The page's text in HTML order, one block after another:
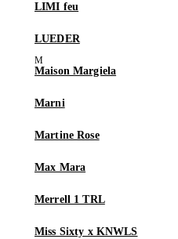
LIMI feu
LUEDER
Maison Margiela
Marni
Martine Rose
Max Mara
Merrell 1 TRL
Miss Sixty x KNWLS